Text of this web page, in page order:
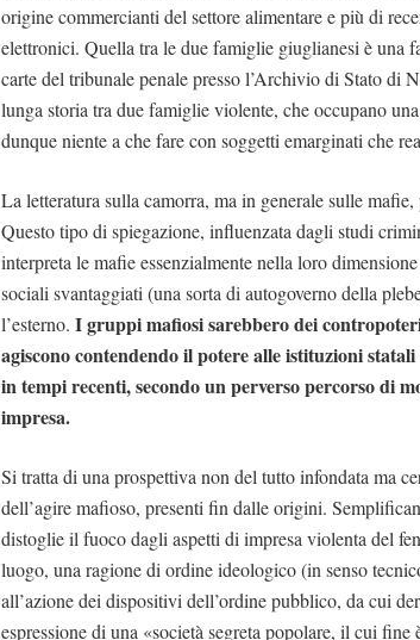
origine commercianti del settore alimentare e più di
elettronici. Quella tra le due famiglie giuglianesi è una
carte del tribunale penale presso l’Archivio di Stato di
lunga storia tra due famiglie violente, che occupano
dunque niente a che fare con soggetti emarginati che
La letteratura sulla camorra, ma in generale sulle
Questo tipo di spiegazione, influenzata dagli studi
interpreta le mafie essenzialmente nella loro
sociali svantaggiati (una sorta di autogoverno della
l’esterno.I gruppi mafiosi sarebbero dei
agiscono contendendo il potere alle istituzioni
in tempi recenti, secondo un perverso percorso di
impresa.
Si tratta di una prospettiva non del tutto infondata ma
dell’agire mafioso, presenti fin dalle origini.
distoglie il fuoco dagli aspetti di impresa violenta del
luogo, una ragione di ordine ideologico (in senso
all’azione dei dispositivi dell’ordine pubblico, da cui
espressione di una «società segreta popolare, il cui fine